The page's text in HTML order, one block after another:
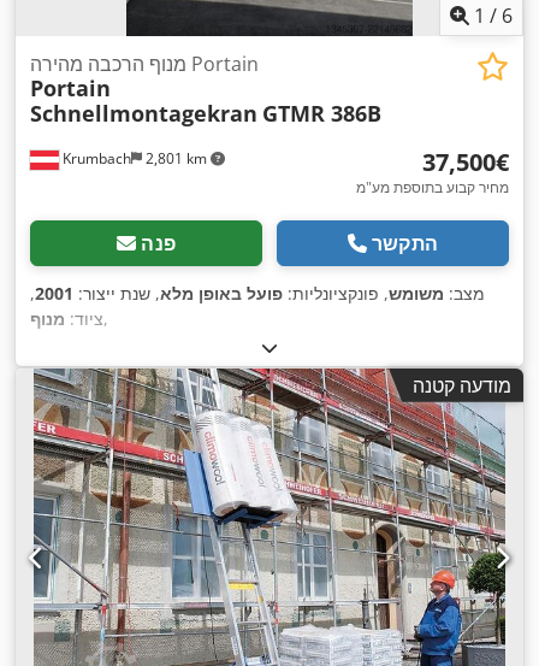
1 / 6
Krumbach 2,801 km
מנוף הרכבה מהירה Portain
Portain
Schnellmontagekran GTMR 386B
‏37,500 ‏€
מחיר קבוע בתוספת מע"מ
פנה התקשר
מצב: משומש, פונקציונליות: פועל באופן מלא, שנת ייצור: 2001
,
ציוד: מנוף ,
מודעה קטנה